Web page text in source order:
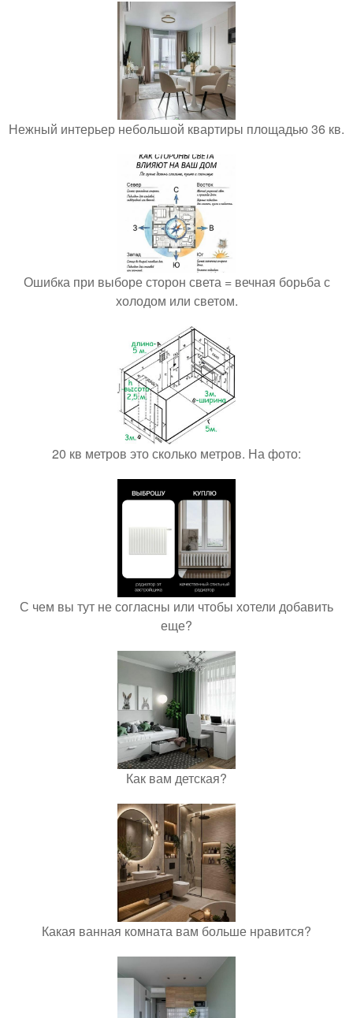
Нежный интерьер небольшой квартиры площадью 36 кв.
Ошибка при выборе сторон света = вечная борьба с
холодом или светом.
20 кв метров это сколько метров. На фото:
С чем вы тут не согласны или чтобы хотели добавить
еще?
Как вам детская?
Какая ванная комната вам больше нравится?